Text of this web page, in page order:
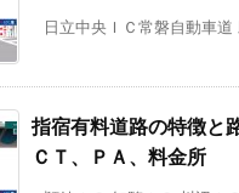
日立中央ＩＣ常磐自動車
指宿有料道路の特徴と
ＣＴ、ＰＡ、料金所